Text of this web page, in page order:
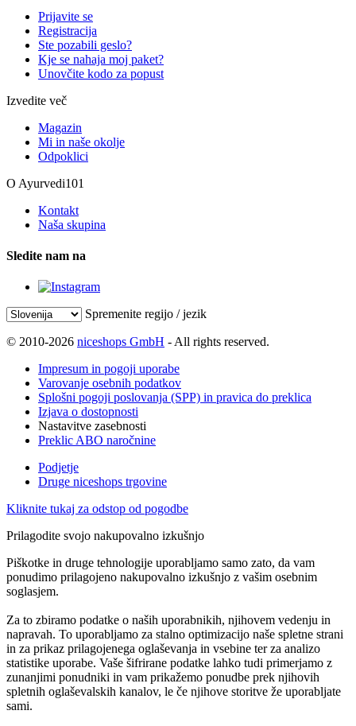
Prijavite se
Registracija
Ste pozabili geslo?
Kje se nahaja moj paket?
Unovčite kodo za popust
Izvedite več
Magazin
Mi in naše okolje
Odpoklici
O Ayurvedi101
Kontakt
Naša skupina
Sledite nam na
Spremenite regijo / jezik
© 2010-2026 niceshops GmbH - All rights reserved.
Impresum in pogoji uporabe
Varovanje osebnih podatkov
Splošni pogoji poslovanja (SPP) in pravica do preklica
Izjava o dostopnosti
Nastavitve zasebnosti
Preklic ABO naročnine
Podjetje
Druge niceshops trgovine
Kliknite tukaj za odstop od pogodbe
Prilagodite svojo nakupovalno izkušnjo
Piškotke in druge tehnologije uporabljamo samo zato, da vam
ponudimo prilagojeno nakupovalno izkušnjo z vašim osebnim
soglasjem.
Za to zbiramo podatke o naših uporabnikih, njihovem vedenju in
napravah. To uporabljamo za stalno optimizacijo naše spletne strani
in za prikaz prilagojenega oglaševanja in vsebine ter za analizo
statistike uporabe. Vaše šifrirane podatke lahko tudi primerjamo z
zunanjimi ponudniki in vam prikažemo ponudbe prek njihovih
spletnih oglaševalskih kanalov, le če njihove storitve že uporabljate
sami.